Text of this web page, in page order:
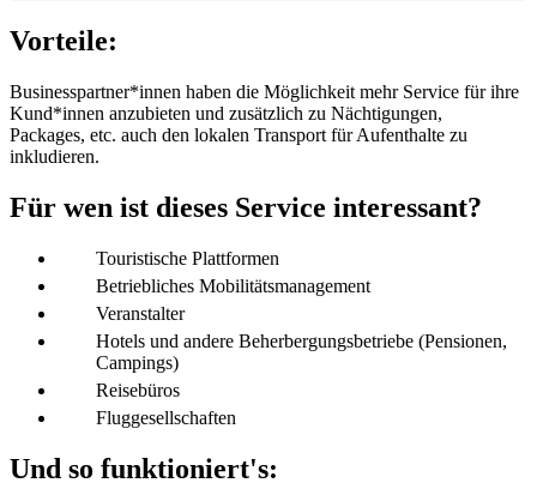
Vorteile:
Businesspartner*innen haben die Möglichkeit mehr Service für ihre
Kund*innen anzubieten und zusätzlich zu Nächtigungen,
Packages, etc. auch den lokalen Transport für Aufenthalte zu
inkludieren.
Für wen ist dieses Service interessant?
Touristische Plattformen
Betriebliches Mobilitätsmanagement
Veranstalter
Hotels und andere Beherbergungsbetriebe (Pensionen,
Campings)
Reisebüros
Fluggesellschaften
Und so funktioniert's: